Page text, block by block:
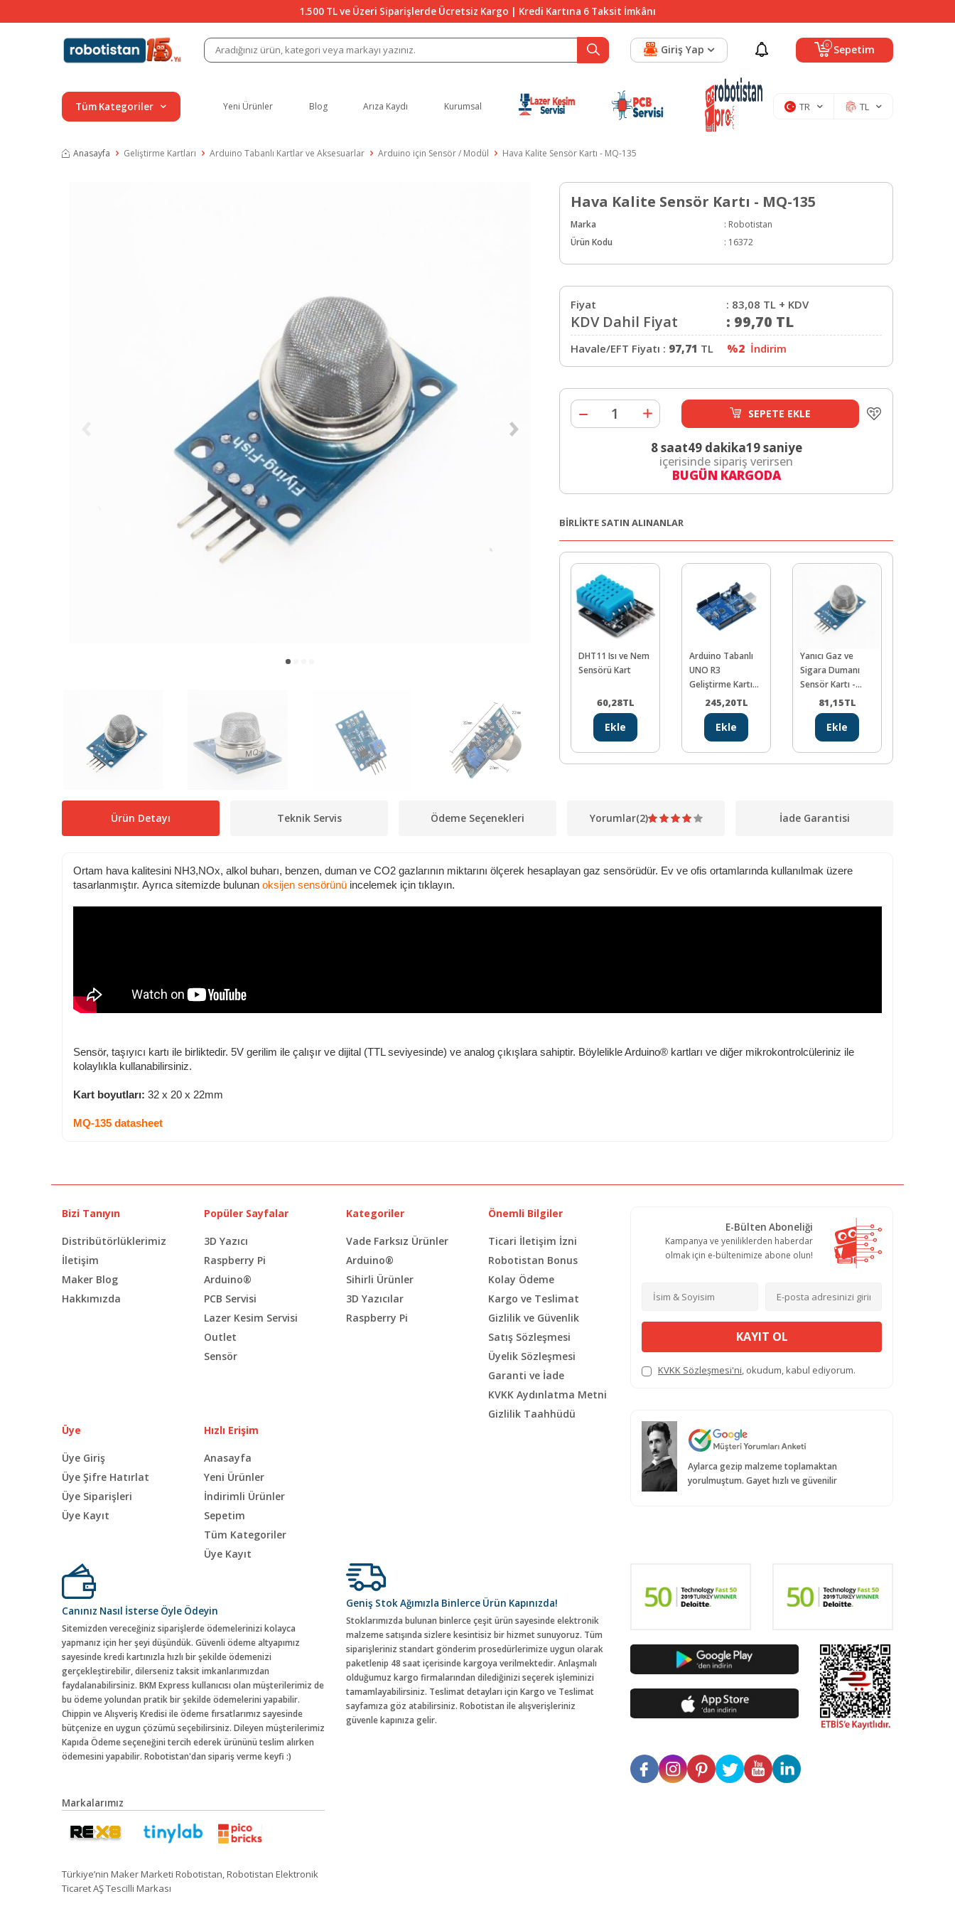
1.500 TL ve Üzeri Siparişlerde Ücretsiz Kargo | Kredi Kartına 6 Taksit İmkânı
0 Sepetim
Giriş Yap
Tüm Kategoriler Yeni Ürünler Blog Arıza Kaydı Kurumsal TR TL
Anasayfa Geliştirme Kartları Arduino Tabanlı Kartlar ve Aksesuarlar Arduino için Sensör / Modül Hava Kalite Sensör Kartı - MQ-135
Hava Kalite Sensör Kartı - MQ-135
Marka : Robotistan
Ürün Kodu
: 16372
Fiyat : 83,08 TL + KDV
KDV Dahil Fiyat : 99,70 TL
Havale/EFT Fiyatı : 97,71 TL %2 İndirim
SEPETE EKLE
8 saat49 dakika18 saniye
içerisinde sipariş verirsen
BUGÜN KARGODA
BİRLİKTE SATIN ALINANLAR
DHT11 Isı ve Nem
Sensörü Kart
60,28TL
Ekle
Arduino Tabanlı
UNO R3
Geliştirme Kartı
(CH340)
245,20TL
Ekle
Yanıcı Gaz ve
Sigara Dumanı
Sensör Kartı -
MQ-281,15TL
Ekle
Ürün Detayı Teknik Servis Ödeme Seçenekleri Yorumlar(2) İade Garantisi
Ortam hava kalitesini NH3,NOx, alkol buharı, benzen, duman ve CO2 gazlarının miktarını ölçerek hesaplayan gaz sensörüdür. Ev ve ofis ortamlarında kullanılmak üzere
tasarlanmıştır. Ayrıca sitemizde bulunan oksijen sensörünü incelemek için tıklayın.
Sensör, taşıyıcı kartı ile birliktedir. 5V gerilim ile çalışır ve dijital (TTL seviyesinde) ve analog çıkışlara sahiptir. Böylelikle Arduino® kartları ve diğer mikrokontrolcüleriniz ile
kolaylıkla kullanabilirsiniz.
Kart boyutları: 32 x 20 x 22mm
MQ-135 datasheet
Bizi Tanıyın
Distribütörlüklerimiz
İletişim
Maker Blog
Hakkımızda
Popüler Sayfalar
3D Yazıcı
Raspberry Pi
Arduino®
PCB Servisi
Lazer Kesim Servisi
Outlet
Sensör
Kategoriler
Vade Farksız Ürünler
Arduino®
Sihirli Ürünler
3D Yazıcılar
Raspberry Pi
Önemli Bilgiler
Ticari İletişim İzni
Robotistan Bonus
Kolay Ödeme
Kargo ve Teslimat
Gizlilik ve Güvenlik
Satış Sözleşmesi
Üyelik Sözleşmesi
Garanti ve İade
KVKK Aydınlatma Metni
Gizlilik Taahhüdü
Üye
Üye Giriş
Üye Şifre Hatırlat
Üye Siparişleri
Üye Kayıt
Hızlı Erişim
Anasayfa
Yeni Ürünler
İndirimli Ürünler
Sepetim
Tüm Kategoriler
Üye Kayıt
E-Bülten Aboneliği
Kampanya ve yeniliklerden haberdar
olmak için e-bültenimize abone olun!
KAYIT OL
KVKK Sözleşmesi'ni, okudum, kabul ediyorum.
Aylarca gezip malzeme toplamaktan
yorulmuştum. Gayet hızlı ve güvenilir
Canınız Nasıl İsterse Öyle Ödeyin
Sitemizden vereceğiniz siparişlerde ödemelerinizi kolayca
yapmanız için her şeyi düşündük. Güvenli ödeme altyapımız
sayesinde kredi kartınızla hızlı bir şekilde ödemenizi
gerçekleştirebilir, dilerseniz taksit imkanlarımızdan
faydalanabilirsiniz. BKM Express kullanıcısı olan müşterilerimiz de
bu ödeme yolundan pratik bir şekilde ödemelerini yapabilir.
Chippin ve Alışveriş Kredisi ile ödeme fırsatlarımız sayesinde
bütçenize en uygun çözümü seçebilirsiniz. Dileyen müşterilerimiz
Kapıda Ödeme seçeneğini tercih ederek ürününü teslim alırken
ödemesini yapabilir. Robotistan'dan sipariş verme keyfi :)
Geniş Stok Ağımızla Binlerce Ürün Kapınızda!
Stoklarımızda bulunan binlerce çeşit ürün sayesinde elektronik
malzeme satışında sizlere kesintisiz bir hizmet sunuyoruz. Tüm
siparişleriniz standart gönderim prosedürlerimize uygun olarak
paketlenip 48 saat içerisinde kargoya verilmektedir. Anlaşmalı
olduğumuz kargo firmalarından dilediğinizi seçerek işleminizi
tamamlayabilirsiniz. Teslimat detayları için Kargo ve Teslimat
sayfamıza göz atabilirsiniz. Robotistan ile alışverişleriniz
güvenle kapınıza gelir.
Markalarımız
Türkiye’nin Maker Marketi Robotistan, Robotistan Elektronik
Ticaret AŞ Tescilli Markası